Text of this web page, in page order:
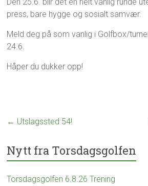
u
r
o
r
d
a
s
8
j
u
i
press, bare hygge og sosialt samvær.
Meld deg på som vanlig i Golfbox/
24.6.
Håper du dukker opp!
← Utslagssted 54!
Nytt fra Torsdagsgolfen
Torsdagsgolfen 6.8.26 Trening